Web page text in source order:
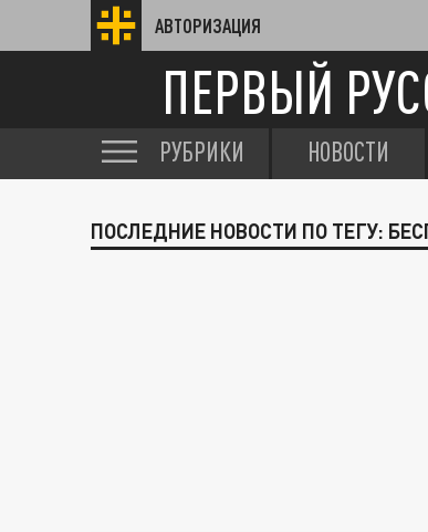
АВТОРИЗАЦИЯ
ПЕРВЫЙ
РУБРИКИ НОВОСТИ
ПОСЛЕДНИЕ НОВОСТИ ПО ТЕГУ: